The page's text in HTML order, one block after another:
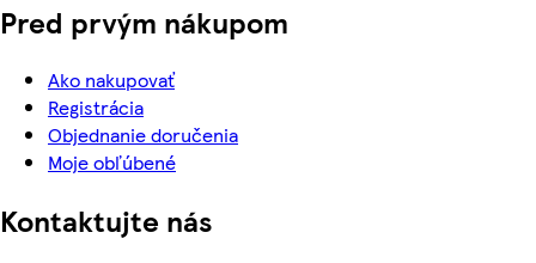
Pred prvým nákupom
Ako nakupovať
Registrácia
Objednanie doručenia
Moje obľúbené
Kontaktujte nás